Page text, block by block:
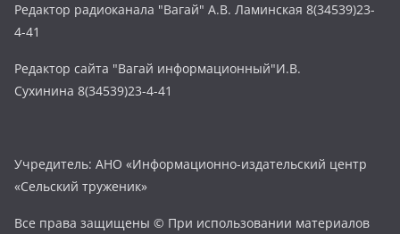
Редактор радиоканала "Вагай" А.В. Ламинская 8(34539)23-
4-41
Редактор сайта "Вагай информационный"И.В.
Сухинина 8(34539)23-4-41
Учредитель: АНО «Информационно-издательский центр
«Сельский труженик»
Все права защищены © При использовании материалов